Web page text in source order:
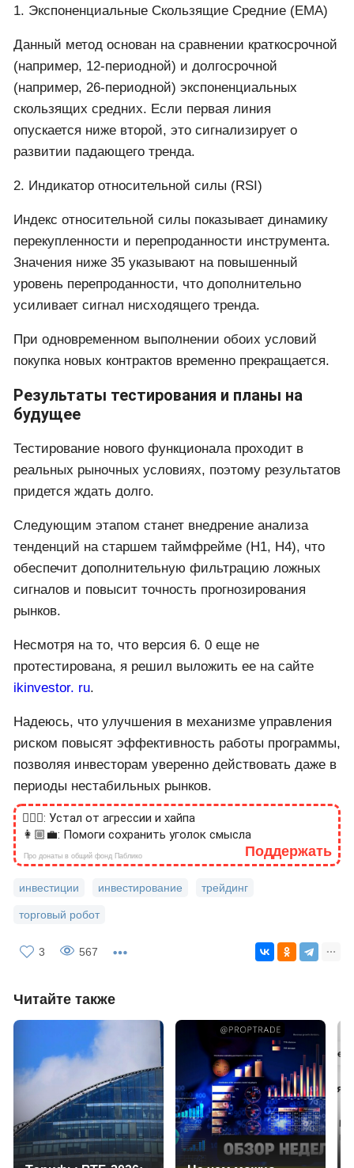
1. Экспоненциальные Скользящие Средние (EMA)
Данный метод основан на сравнении краткосрочной
(например, 12-периодной) и долгосрочной
(например, 26-периодной) экспоненциальных
скользящих средних. Если первая линия
опускается ниже второй, это сигнализирует о
развитии падающего тренда.
2. Индикатор относительной силы (RSI)
Индекс относительной силы показывает динамику
перекупленности и перепроданности инструмента.
Значения ниже 35 указывают на повышенный
уровень перепроданности, что дополнительно
усиливает сигнал нисходящего тренда.
При одновременном выполнении обоих условий
покупка новых контрактов временно прекращается.
Результаты тестирования и планы на
будущее
Тестирование нового функционала проходит в
реальных рыночных условиях, поэтому результатов
придется ждать долго.
Следующим этапом станет внедрение анализа
тенденций на старшем таймфрейме (H1, H4), что
обеспечит дополнительную фильтрацию ложных
сигналов и повысит точность прогнозирования
рынков.
Несмотря на то, что версия 6. 0 еще не
протестирована, я решил выложить ее на сайте
ikinvestor. ru.
Надеюсь, что улучшения в механизме управления
риском повысят эффективность работы программы,
позволяя инвесторам уверенно действовать даже в
периоды нестабильных рынков.
🙎🏻‍♂️: Устал от агрессии и хайпа
👩🏼‍💼: Помоги сохранить уголок смысла
Поддержать
Про донаты в общий фонд Паблико
инвестиции инвестирование трейдинг
торговый робот
3 567
Читайте также